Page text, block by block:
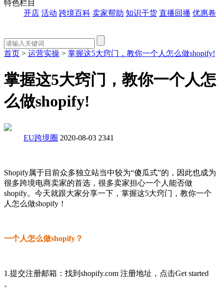
特色栏目
开店 活动 跨境百科 卖家帮助 知识干货 直播回播 优惠卷
首页 > 运营实操 > 掌握这5大窍门，教你一个人怎么做shopify!
掌握这5大窍门，教你一个人怎
么做shopify!
EU跨境圈 2020-08-03 2341
Shopify属于目前众多独立站当中较为“傻瓜式”的，因此也成为
很多跨境电商卖家的首选，很多卖家担心一个人能否做
shopify。今天就跟大家分享一下，掌握这5大窍门，教你一个
人怎么做shopify！
一个人怎么做shopify？
1.提交注册邮箱：找到shopify.com 注册地址，点击Get started
。